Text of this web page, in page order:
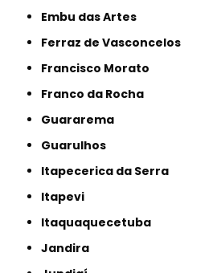
Embu das Artes
Ferraz de Vasconcelos
Francisco Morato
Franco da Rocha
Guararema
Guarulhos
Itapecerica da Serra
Itapevi
Itaquaquecetuba
Jandira